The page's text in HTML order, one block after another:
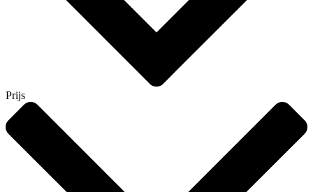
Prijs